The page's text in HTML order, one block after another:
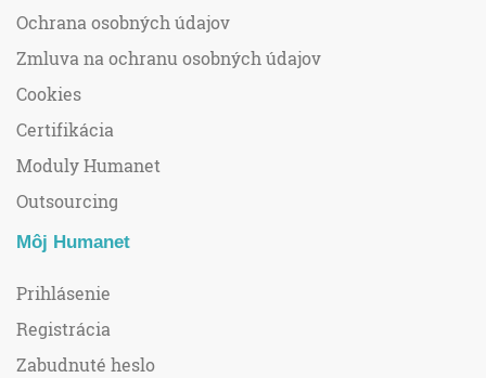
Ochrana osobných údajov
Zmluva na ochranu osobných údajov
Cookies
Certifikácia
Moduly Humanet
Outsourcing
Môj Humanet
Prihlásenie
Registrácia
Zabudnuté heslo